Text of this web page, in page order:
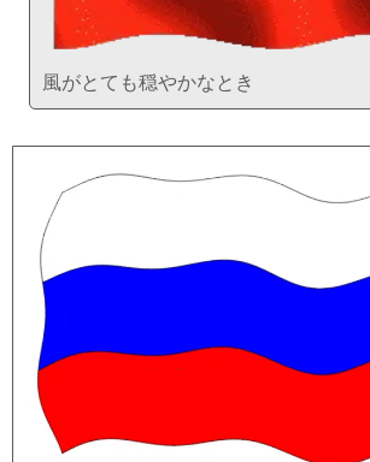
風がとても穏やかなとき